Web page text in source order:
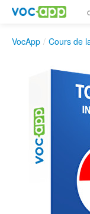
VocApp / Cours de